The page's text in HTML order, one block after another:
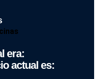
era:
actual es: